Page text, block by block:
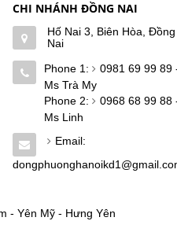
CHI NHÁNH ĐỒNG NAI
Hố Nai 3, Biên Hòa, Đồng
Nai
Phone 1:
0981 69 99 89
Ms Trà My
Phone 2:
0968 68 99 88
Ms Linh
Email:
- Yên Mỹ - Hưng Yên